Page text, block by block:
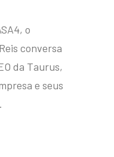
o
conversa
da Taurus,
e seus